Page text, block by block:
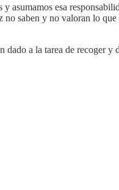
asumamos esa
saben y no valoran lo
a la tarea de recoger